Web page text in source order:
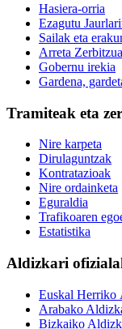
Hasiera-orria
Ezagutu
Sailak eta
Arreta Zerbitzua
Gobernu irekia
Gardena,
Tramiteak eta
Nire karpeta
Dirulaguntzak
Kontratazioak
Nire ordainketa
Eguraldia
Trafikoaren
Estatistika
Aldizkari
Euskal Herriko
Arabako
Bizkaiko